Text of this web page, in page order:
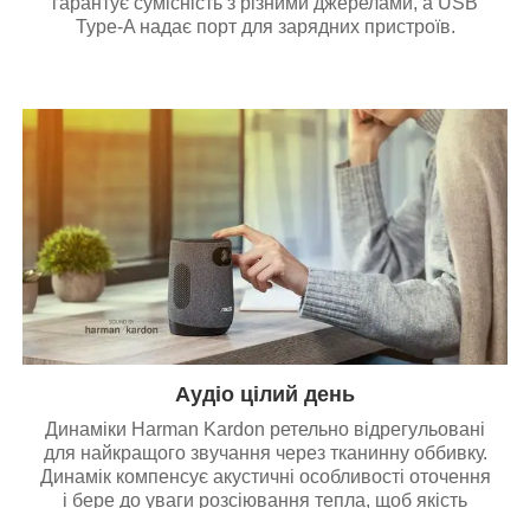
Type-A надає порт для зарядних пристроїв.
Аудіо цілий день
Динаміки Harman Kardon ретельно відрегульовані
для найкращого звучання через тканинну оббивку.
Динамік компенсує акустичні особливості оточення
і бере до уваги розсіювання тепла, щоб якість